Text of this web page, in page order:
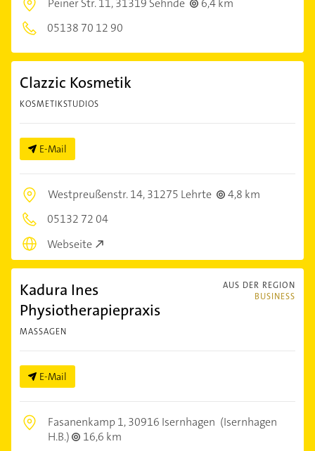
05138 70 12 90
Clazzic Kosmetik
KOSMETIKSTUDIOS
E-Mail
Westpreußenstr. 14,31275 Lehrte
4,8 km
05132 72 04
Webseite
AUS DER REGION
BUSINESS
Kadura Ines
Physiotherapiepraxis
MASSAGEN
E-Mail
Fasanenkamp 1,30916 Isernhagen (Isernhagen
H.B.)
16,6 km